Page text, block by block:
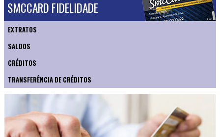
SMCCARD FIDELIDADE
EXTRATOS
SALDOS
CRÉDITOS
TRANSFERÊNCIA DE CRÉDITOS